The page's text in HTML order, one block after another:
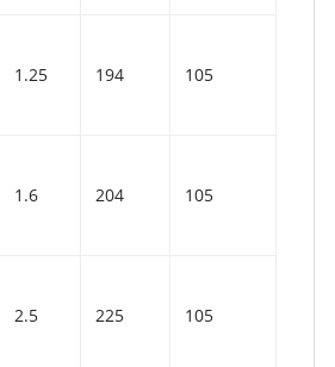
1.25 194 105
1.6 204 105
2.5 225 105